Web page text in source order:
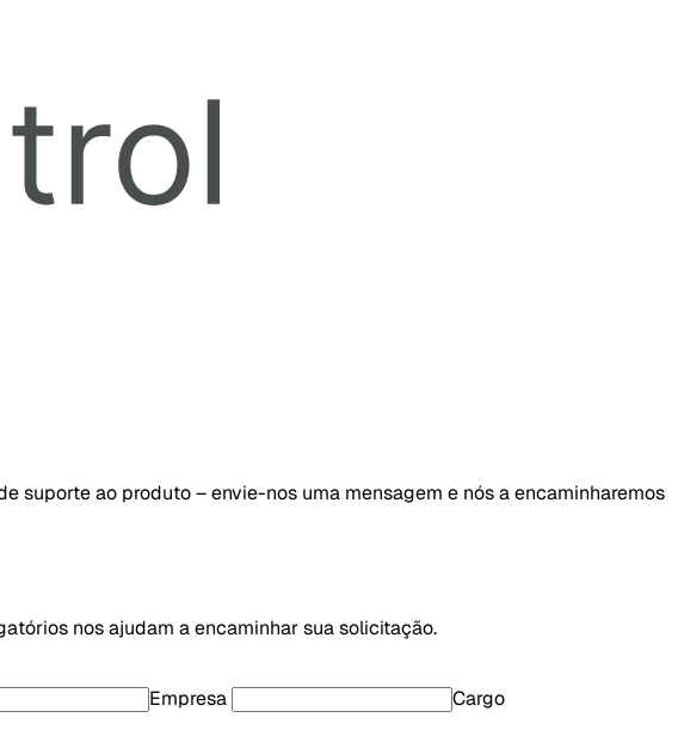
suporte ao produto – envie-nos uma mensagem e nós a encaminharemos
nos ajudam a encaminhar sua solicitação.
Empresa Cargo